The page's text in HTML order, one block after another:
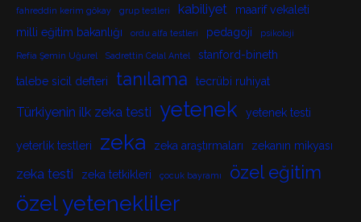
fahreddin kerim gökay grup testleri kabiliyet
maarif vekaleti
milli eğitim bakanlığı
ordu alfa testleri pedagoji psikoloji
Refia Şemin Uğurel Sadrettin Celal Antel stanford-bineth
talebe sicil defteri tanılama tecrübi ruhiyat
Türkiyenin ilk zeka testi yetenek yetenek testi
yeterlik testleri zeka zeka araştırmaları zekanın mikyası
zeka testi zeka tetkikleri çocuk bayramı özel eğitim
özel yetenekliler